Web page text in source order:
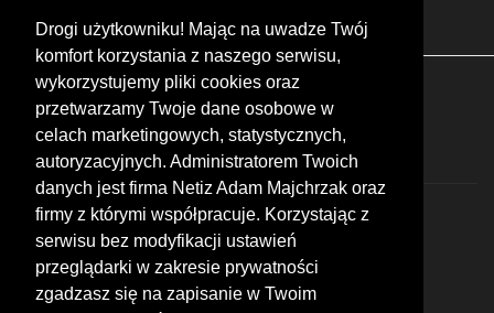
Drogi użytkowniku! Mając na uwadze Twój
komfort korzystania z naszego serwisu,
wykorzystujemy pliki cookies oraz
przetwarzamy Twoje dane osobowe w
celach marketingowych, statystycznych,
autoryzacyjnych. Administratorem Twoich
danych jest firma Netiz Adam Majchrzak oraz
firmy z którymi współpracuje. Korzystając z
serwisu bez modyfikacji ustawień
przeglądarki w zakresie prywatności
zgadzasz się na zapisanie w Twoim
Targi
Giełdy Szkolenia
FOLLOW US
© 2026 by MotoWhizzer.com